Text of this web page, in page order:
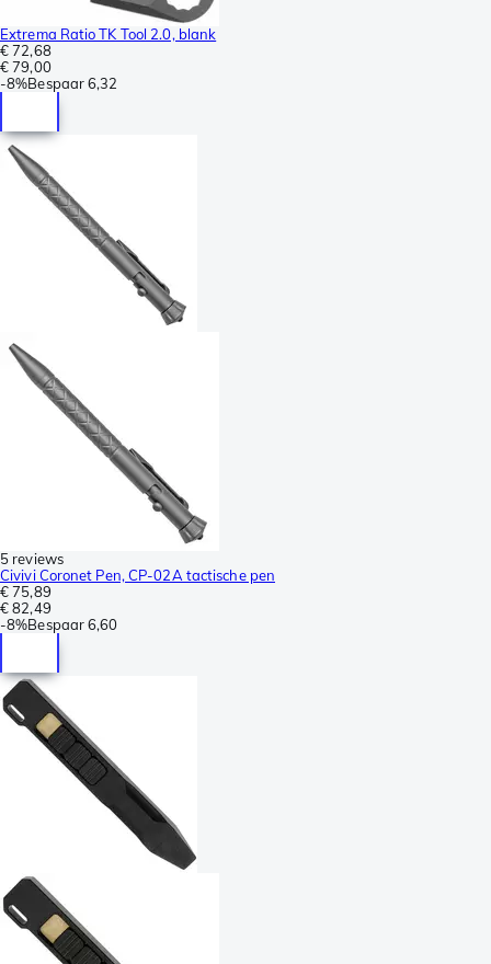
Extrema Ratio TK Tool 2.0, blank
€ 72,68
€ 79,00
-8%Bespaar6,32
5 reviews
Civivi Coronet Pen, CP-02A tactische pen
€ 75,89
€ 82,49
-8%Bespaar6,60